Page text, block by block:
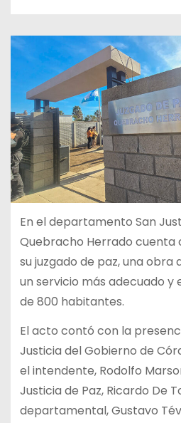
En el departamento San
Quebracho Herrado cuenta
su juzgado de paz, una
un servicio más adecuado y
de 800 habitantes.
El acto contó con la
Justicia del Gobierno de
el intendente, Rodolfo
Justicia de Paz, Ricardo De
departamental, Gustavo